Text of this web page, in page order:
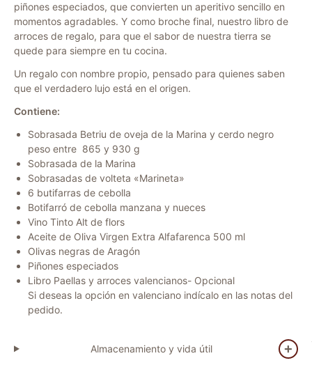
piñones especiados, que convierten un aperitivo sencillo en
momentos agradables. Y como broche final, nuestro libro de
arroces de regalo, para que el sabor de nuestra tierra se
quede para siempre en tu cocina.
Un regalo con nombre propio, pensado para quienes saben
que el verdadero lujo está en el origen.
Contiene:
Sobrasada Betriu de oveja de la Marina y cerdo negro
peso entre 865 y 930 g
Sobrasada de la Marina
Sobrasadas de volteta «Marineta»
6 butifarras de cebolla
Botifarró de cebolla manzana y nueces
Vino Tinto Alt de flors
Aceite de Oliva Virgen Extra Alfafarenca 500 ml
Olivas negras de Aragón
Piñones especiados
Libro Paellas y arroces valencianos- Opcional
Si deseas la opción en valenciano indícalo en las notas del
pedido.
Almacenamiento y vida útil